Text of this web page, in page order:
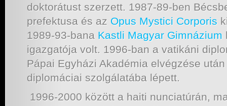
doktorátust szerzett. 1987-89-ben
prefektusa és az Opus Mystici Corporis
1989-93-bana Kastli Magyar Gimnázium
igazgatója volt. 1996-ban a vatikáni
Pápai Egyházi Akadémia elvégzése
diplomáciai szolgálatába lépett.
1996-2000 között a haiti nunciatúrán,